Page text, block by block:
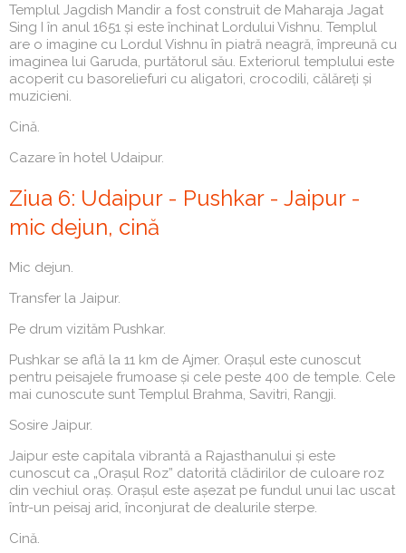
Templul Jagdish Mandir a fost construit de Maharaja Jagat
Sing I în anul 1651 și este închinat Lordului Vishnu. Templul
are o imagine cu Lordul Vishnu în piatră neagră, împreună cu
imaginea lui Garuda, purtătorul său. Exteriorul templului este
acoperit cu basoreliefuri cu aligatori, crocodili, călăreți și
muzicieni.
Cină.
Cazare în hotel Udaipur.
Ziua 6: Udaipur - Pushkar - Jaipur -
mic dejun, cină
Mic dejun.
Transfer la Jaipur.
Pe drum vizităm Pushkar.
Pushkar se află la 11 km de Ajmer. Orașul este cunoscut
pentru peisajele frumoase și cele peste 400 de temple. Cele
mai cunoscute sunt Templul Brahma, Savitri, Rangji.
Sosire Jaipur.
Jaipur este capitala vibrantă a Rajasthanului și este
cunoscut ca „Orașul Roz” datorită clădirilor de culoare roz
din vechiul oraș. Orașul este așezat pe fundul unui lac uscat
într-un peisaj arid, înconjurat de dealurile sterpe.
Cină.